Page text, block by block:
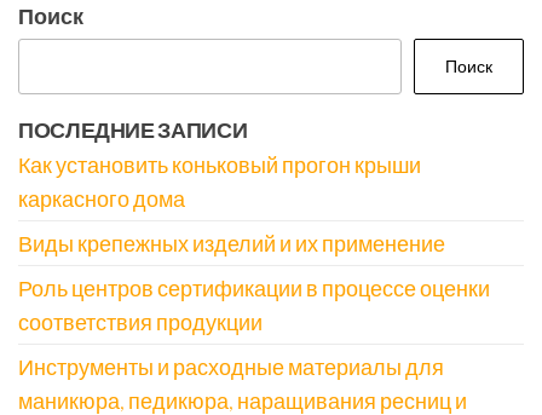
Поиск
Поиск
ПОСЛЕДНИЕ ЗАПИСИ
Как установить коньковый прогон крыши
каркасного дома
Виды крепежных изделий и их применение
Роль центров сертификации в процессе оценки
соответствия продукции
Инструменты и расходные материалы для
маникюра, педикюра, наращивания ресниц и